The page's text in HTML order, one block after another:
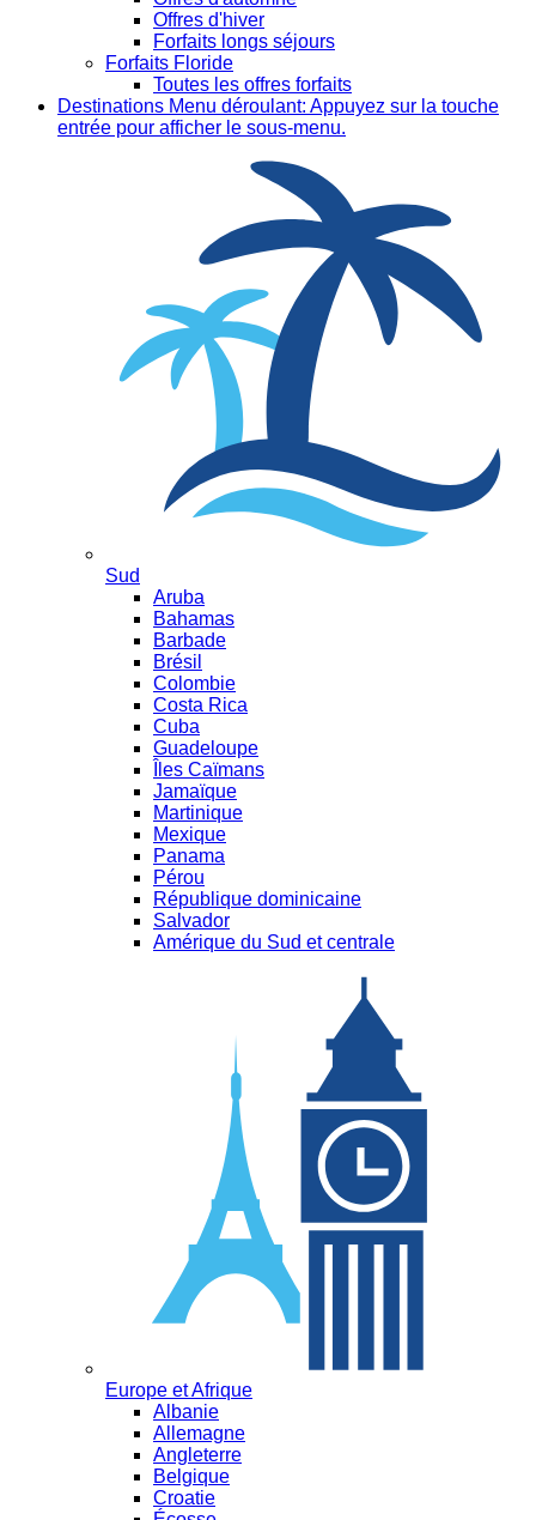
Offres d'hiver
Forfaits longs séjours
Forfaits Floride
Toutes les offres forfaits
Destinations Menu déroulant: Appuyez sur la touche
entrée pour afficher le sous-menu.
Sud
Aruba
Bahamas
Barbade
Brésil
Colombie
Costa Rica
Cuba
Guadeloupe
Îles Caïmans
Jamaïque
Martinique
Mexique
Panama
Pérou
République dominicaine
Salvador
Amérique du Sud et centrale
Europe et Afrique
Albanie
Allemagne
Angleterre
Belgique
Croatie